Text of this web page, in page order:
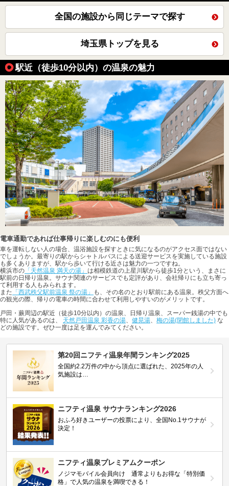
全国の施設から同じテーマで探す
埼玉県トップを見る
駅近（徒歩10分以内）の温泉の魅力
電車通勤であれば仕事帰りに楽しむのにも便利
車を運転しない人の場合、温浴施設を探すときに気になるのがアクセス面ではない
でしょうか。最寄りの駅からシャトルバスによる送迎サービスを実施している施設
も多くありますが、駅から歩いて行ける近さは魅力の一つですね。
横浜市の 「天然温泉 満天の湯」 は相模鉄道の上星川駅から徒歩1分という、まさに
駅前の日帰り温泉。サウナ関連のサービスでも定評があり、会社帰りにも立ち寄っ
て利用する人もみられます。
また 「西武秩父駅前温泉 祭の湯」
も、その名のとおり駅前にある温泉。秩父方面へ
の観光の際、帰りの電車の時間に合わせて利用しやすいのがメリットです。
戸田・蕨周辺の駅近（徒歩10分以内）の温泉、日帰り温泉、スーパー銭湯の中でも
特に人気があるのは、 天然戸田温泉 彩香の湯、 健晃湯、 梅の湯(閉館しました) な
どの施設です。ぜひ一度は足を運んでみてください。
第20回ニフティ温泉年間ランキング2025
全国約2.2万件の中から頂点に選ばれた、2025年の人
気施設は…
ニフティ温泉 サウナランキング2026
おふろ好きユーザーの投票により、全国No.1サウナが
決定！
ニフティ温泉プレミアムクーポン
ノジマモバイル会員向け 通常よりもお得な「特別価
格」で人気の温泉を満喫できる！